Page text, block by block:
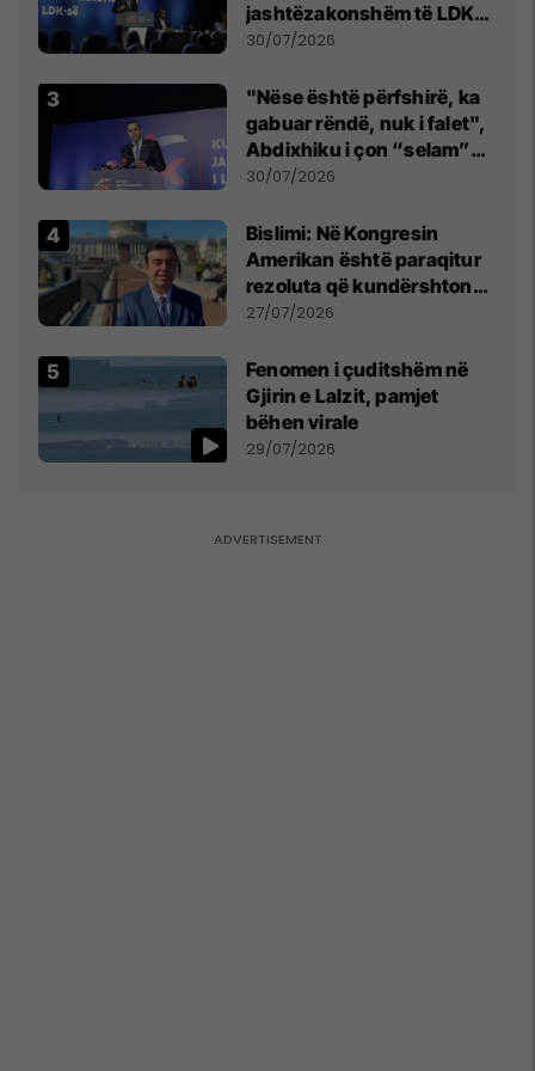
jashtëzakonshëm të LDK-
së
30/07/2026
"Nëse është përfshirë, ka
gabuar rëndë, nuk i falet",
Abdixhiku i çon “selam”
Përparim Ramës
30/07/2026
Bislimi: Në Kongresin
Amerikan është paraqitur
rezoluta që kundërshton
mbajtjen e Asamblesë
në Beograd
27/07/2026
Fenomen i çuditshëm në
Gjirin e Lalzit, pamjet
bëhen virale
29/07/2026